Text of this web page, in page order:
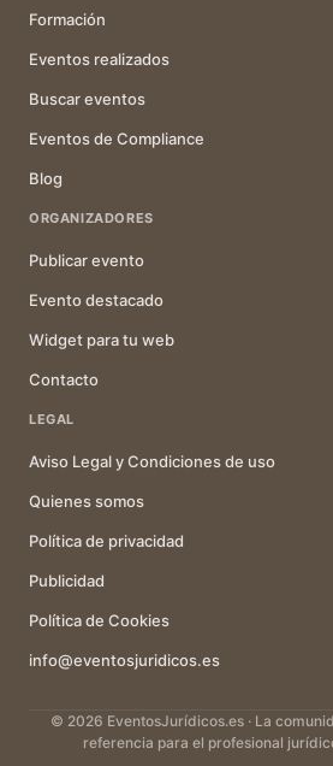
Formación
Eventos realizados
Buscar eventos
Eventos de Compliance
Blog
ORGANIZADORES
Publicar evento
Evento destacado
Widget para tu web
Contacto
LEGAL
Aviso Legal y Condiciones de uso
Quienes somos
Política de privacidad
Publicidad
Política de Cookies
info@eventosjuridicos.es
© 2026 EventosJurídicos.es · La
referencia para el profesional